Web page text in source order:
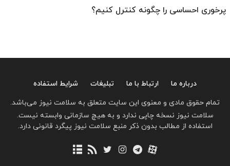
پرخوری احساسی را چگونه کنترل کنیم؟
درباره ما ارتباط با ما تبلیغات
شرایط استفاده
تمام حقوق مادی و معنوی این سایت متعلق به سلامت نیوز می‌باشد.
سلامت نیوز نسخه چاپی ندارد و به هیچ سازمانی وابسته نیست.
استفاده از مطالب بدون ذکر منبع سلامت نیوز پیگرد قانونی دارد.